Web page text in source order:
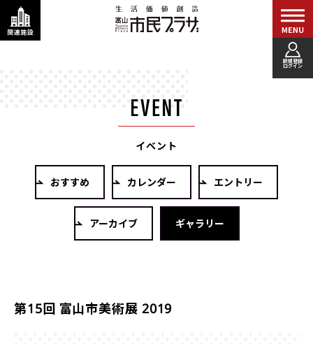
新規登録
ログイン
イベント
おすすめ カレンダー エントリー
アーカイブ ギャラリー
第15回 富山市美術展 2019